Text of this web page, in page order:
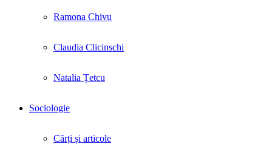
Ramona Chivu
Claudia Clicinschi
Natalia Țetcu
Sociologie
Cărți și articole